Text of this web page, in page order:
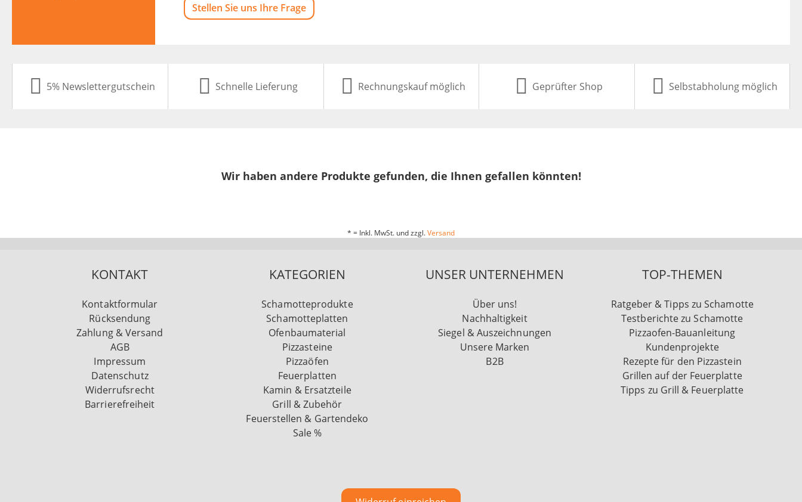
Stellen Sie uns Ihre Frage
5% Newslettergutschein Schnelle Lieferung Rechnungskauf möglich Geprüfter Shop Selbstabholung möglich
Wir haben andere Produkte gefunden, die Ihnen gefallen könnten!
* = Inkl. MwSt. und zzgl.Versand
KONTAKT
Kontaktformular
Rücksendung
Zahlung & Versand
AGB
Impressum
Datenschutz
Widerrufsrecht
Barrierefreiheit
KATEGORIEN
Schamotteprodukte
Schamotteplatten
Ofenbaumaterial
Pizzasteine
Pizzaöfen
Feuerplatten
Kamin & Ersatzteile
Grill & Zubehör
Feuerstellen & Gartendeko
Sale %
UNSER UNTERNEHMEN
Über uns!
Nachhaltigkeit
Siegel & Auszeichnungen
Unsere Marken
B2B
TOP-THEMEN
Ratgeber & Tipps zu Schamotte
Testberichte zu Schamotte
Pizzaofen-Bauanleitung
Kundenprojekte
Rezepte für den Pizzastein
Grillen auf der Feuerplatte
Tipps zu Grill & Feuerplatte